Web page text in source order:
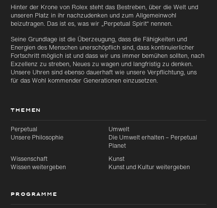
Hinter der Krone von Rolex steht das Bestreben, über die Welt und
unseren Platz in ihr nachzudenken und zum Allgemeinwohl
beizutragen. Das ist es, was wir „Perpetual Spirit“ nennen.
Seine Grundlage ist die Überzeugung, dass die Fähigkeiten und
Energien des Menschen unerschöpflich sind, dass kontinuierlicher
Fortschritt möglich ist und dass wir uns immer bemühen sollten, nach
Exzellenz zu streben, Neues zu wagen und langfristig zu denken.
Unsere Uhren sind ebenso dauerhaft wie unsere Verpflichtung, uns
für das Wohl kommender Generationen einzusetzen.
THEMEN
Perpetual
Unsere Philosophie
Umwelt
Die Umwelt erhalten – Perpetual
Planet
Wissenschaft
Wissen weitergeben
Kunst
Kunst und Kultur weitergeben
PROGRAMME